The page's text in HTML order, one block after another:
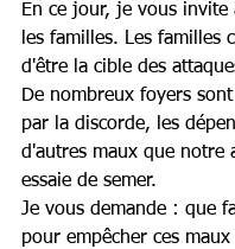
En ce jour, je vous
les familles. Les familles
d'être la cible des
De nombreux foyers
par la discorde, les
d'autres maux que notre
essaie de semer.
Je vous demande : que
pour empêcher ces